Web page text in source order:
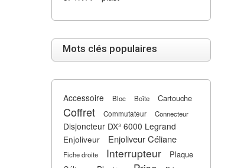
Mots clés populaires
Accessoire Bloc Boîte Cartouche
Coffret Commutateur Connecteur
Disjoncteur DX³ 6000 Legrand
Enjoliveur
Enjoliveur Céliane
Fiche droite Interrupteur
Plaque